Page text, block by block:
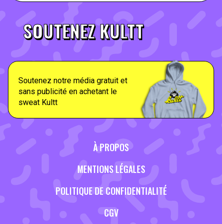
SOUTENEZ KULTT
Soutenez notre média gratuit et
sans publicité en achetant le
sweat Kultt
À PROPOS
MENTIONS LÉGALES
POLITIQUE DE CONFIDENTIALITÉ
CGV